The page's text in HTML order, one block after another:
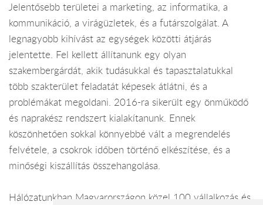
Jelentősebb területei a marketing, az informatika, a
kommunikáció, a virágüzletek, és a futárszolgálat. A
legnagyobb kihívást az egységek közötti átjárás
jelentette. Fel kellett állítanunk egy olyan
szakembergárdát, akik tudásukkal és tapasztalatukkal
több szakterület feladatát képesek átlátni, és a
problémákat megoldani. 2016-ra sikerült egy önműködő
és naprakész rendszert kialakítanunk. Ennek
köszönhetően sokkal könnyebbé vált a megrendelés
felvétele, a csokrok időben történő elkészítése, és a
minőségi kiszállítás összehangolása.
Hálózatunkban Magyarországon közel 100 vállalkozás és